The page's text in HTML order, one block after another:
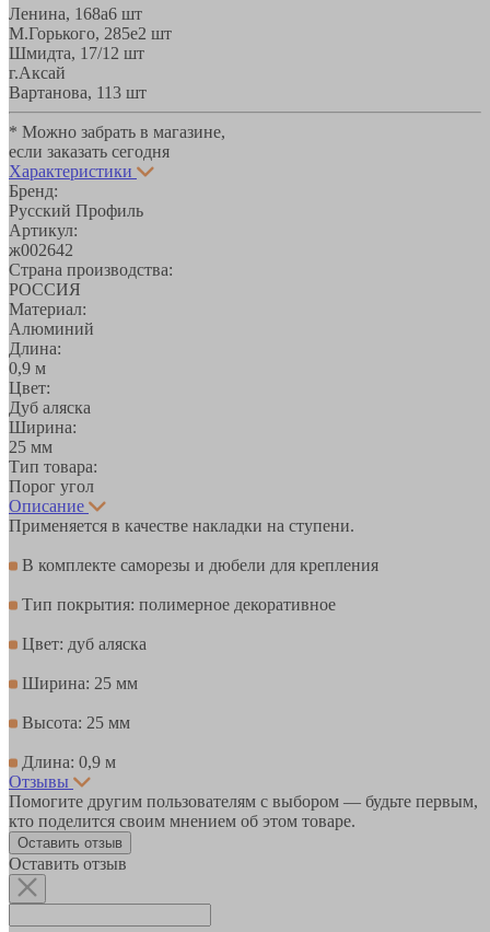
Ленина, 168а6 шт
М.Горького, 285е2 шт
Шмидта, 17/1 2 шт
г.Аксай
Вартанова, 113 шт
* Можно забрать в магазине,
если заказать сегодня
Характеристики
Бренд:
Русский Профиль
Артикул:
ж002642
Страна производства:
РОССИЯ
Материал:
Алюминий
Длина:
0,9 м
Цвет:
Дуб аляска
Ширина:
25 мм
Тип товара:
Порог угол
Описание
Применяется в качестве накладки на ступени.
В комплекте саморезы и дюбели для крепления
Тип покрытия: полимерное декоративное
Цвет: дуб аляска
Ширина: 25 мм
Высота: 25 мм
Длина: 0,9 м
Отзывы
Помогите другим пользователям с выбором — будьте первым,
кто поделится своим мнением об этом товаре.
Оставить отзыв
Оставить отзыв